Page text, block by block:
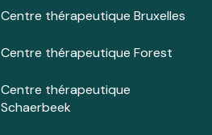
Centre thérapeutique Bruxelles
Centre thérapeutique Forest
Centre thérapeutique
Schaerbeek